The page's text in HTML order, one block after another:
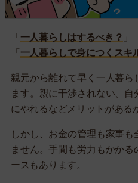
「 一人暮らしはするべき？ 」
「 一人暮らしで身につくスキ
親元から離れて早く一人暮
ます。親に干渉されない、
にやれるなどメリットがある
しかし、お金の管理も家事
ません。手間も労力もかか
ースもあります。